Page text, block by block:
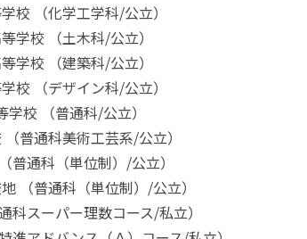
校 （化学工学科/公立）
学校 （土木科/公立）
学校 （建築科/公立）
校 （デザイン科/公立）
学校 （普通科/公立）
普通科美術工芸系/公立）
普通科（単位制）/公立）
（普通科（単位制）/公立）
科スーパー理数コース/私立）